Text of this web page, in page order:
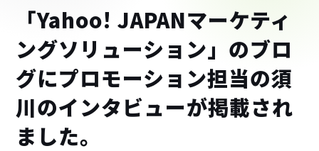
「Yahoo! JAPANマーケティ
ングソリューション」のブロ
グにプロモーション担当の須
川のインタビューが掲載され
ました。